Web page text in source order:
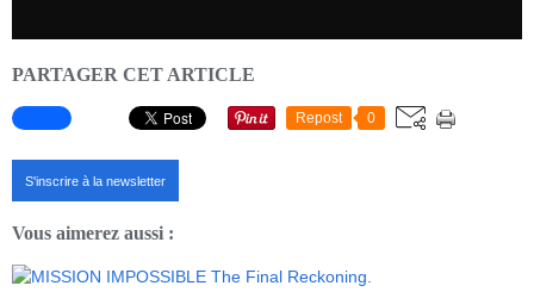
PARTAGER CET ARTICLE
Repost 0
S'inscrire à la newsletter
Vous aimerez aussi :